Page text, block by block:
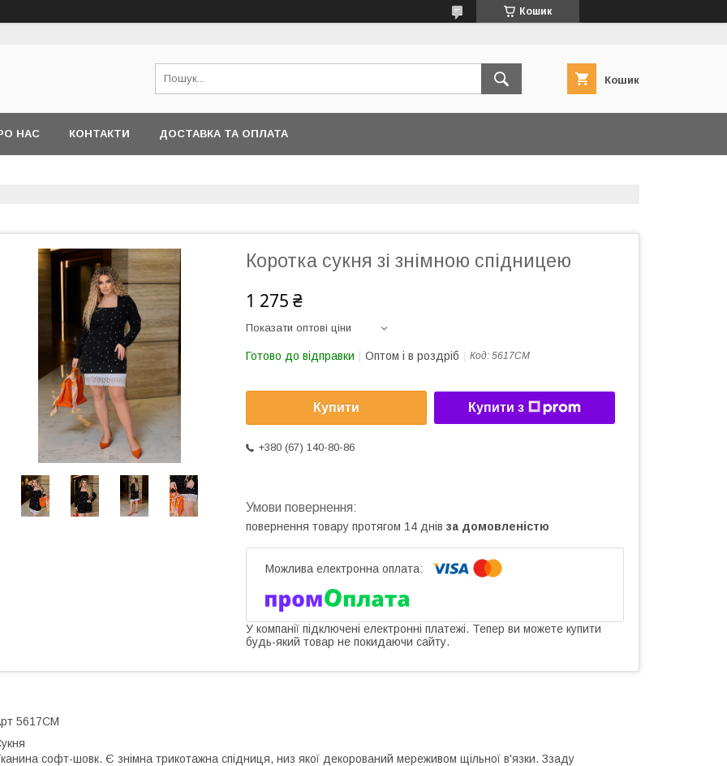
Кошик
Кошик
НАС КОНТАКТИ ДОСТАВКА ТА ОПЛАТА
Коротка сукня зі знімною спідницею
1 275 ₴
Показати оптові ціни
Готово до відправки Оптом і в роздріб Код: 5617СМ
Купити Купити з
+380 (67) 140-80-86
повернення товару протягом 14 днів за домовленістю
У компанії підключені електронні платежі. Тепер ви можете купити
будь-який товар не покидаючи сайту.
5617СМ
софт-шовк. Є знімна трикотажна спідниця, низ якої декорований мереживом щільної в'язки. Ззаду